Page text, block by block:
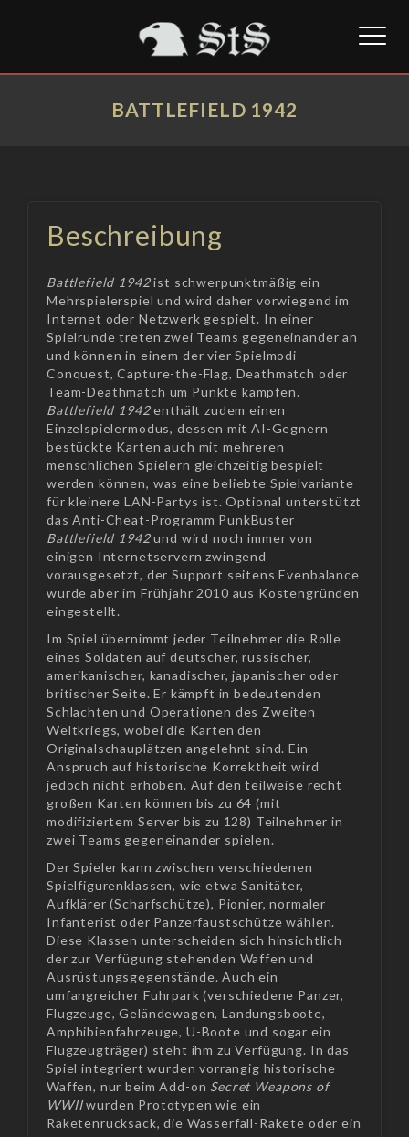
BATTLEFIELD 1942
Beschreibung
Battlefield 1942ist schwerpunktmäßig ein
Mehrspielerspiel und wird daher vorwiegend im
Internet oder Netzwerk gespielt. In einer
Spielrunde treten zwei Teams gegeneinander an
und können in einem der vier Spielmodi
Conquest, Capture-the-Flag, Deathmatch oder
Team-Deathmatch um Punkte kämpfen.
Battlefield 1942enthält zudem einen
Einzelspielermodus, dessen mit AI-Gegnern
bestückte Karten auch mit mehreren
menschlichen Spielern gleichzeitig bespielt
werden können, was eine beliebte Spielvariante
für kleinere LAN-Partys ist. Optional unterstützt
das Anti-Cheat-Programm PunkBuster
Battlefield 1942und wird noch immer von
einigen Internetservern zwingend
vorausgesetzt, der Support seitens Evenbalance
wurde aber im Frühjahr 2010 aus Kostengründen
eingestellt.
Im Spiel übernimmt jeder Teilnehmer die Rolle
eines Soldaten auf deutscher, russischer,
amerikanischer, kanadischer, japanischer oder
britischer Seite. Er kämpft in bedeutenden
Schlachten und Operationen des Zweiten
Weltkriegs, wobei die Karten den
Originalschauplätzen angelehnt sind. Ein
Anspruch auf historische Korrektheit wird
jedoch nicht erhoben. Auf den teilweise recht
großen Karten können bis zu 64 (mit
modifiziertem Server bis zu 128) Teilnehmer in
zwei Teams gegeneinander spielen.
Der Spieler kann zwischen verschiedenen
Spielfigurenklassen, wie etwa Sanitäter,
Aufklärer (Scharfschütze), Pionier, normaler
Infanterist oder Panzerfaustschütze wählen.
Diese Klassen unterscheiden sich hinsichtlich
der zur Verfügung stehenden Waffen und
Ausrüstungsgegenstände. Auch ein
umfangreicher Fuhrpark (verschiedene Panzer,
Flugzeuge, Geländewagen, Landungsboote,
Amphibienfahrzeuge, U-Boote und sogar ein
Flugzeugträger) steht ihm zu Verfügung. In das
Spiel integriert wurden vorrangig historische
Waffen, nur beim Add-on Secret Weapons of
WWIIwurden Prototypen wie ein
Raketenrucksack, die Wasserfall-Rakete oder ein